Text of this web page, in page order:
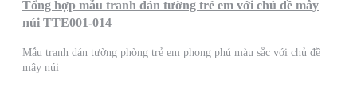
Tổng hợp mẫu tranh dán tường trẻ em với chủ đề mây
núi TTE001-014
Mẫu tranh dán tường phòng trẻ em phong phú màu sắc với chủ đề
mây núi